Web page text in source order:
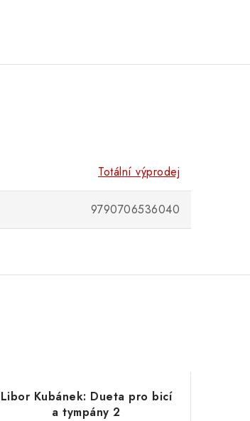
Totální výprodej
9790706536040
Libor Kubánek: Dueta pro bicí
a tympány 2